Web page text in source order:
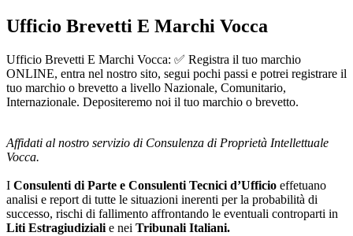
Ufficio Brevetti E Marchi Vocca
Ufficio Brevetti E Marchi Vocca: ✅ Registra il tuo marchio
ONLINE, entra nel nostro sito, segui pochi passi e potrei registrare il
tuo marchio o brevetto a livello Nazionale, Comunitario,
Internazionale. Depositeremo noi il tuo marchio o brevetto.
Affidati al nostro servizio di Consulenza di Proprietà Intellettuale
Vocca.
I Consulenti di Parte e Consulenti Tecnici d’Ufficio effetuano
analisi e report di tutte le situazioni inerenti per la probabilità di
successo, rischi di fallimento affrontando le eventuali controparti in
Liti Estragiudiziali e nei Tribunali Italiani.